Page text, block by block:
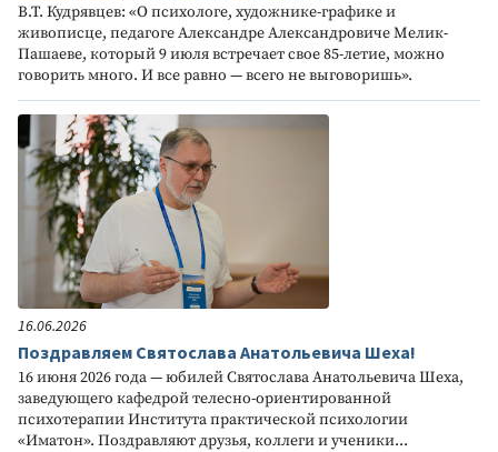
В.Т. Кудрявцев: «О психологе, художнике-графике и
живописце, педагоге Александре Александровиче Мелик-
Пашаеве, который 9 июля встречает свое 85-летие, можно
говорить много. И все равно — всего не выговоришь».
16.06.2026
Поздравляем Святослава Анатольевича Шеха!
16 июня 2026 года — юбилей Святослава Анатольевича Шеха,
заведующего кафедрой телесно-ориентированной
психотерапии Института практической психологии
«Иматон». Поздравляют друзья, коллеги и ученики...